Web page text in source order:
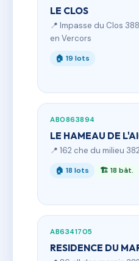
LE CLOS
📍 Impasse du Clos
en Vercors
🏠 19 lots
AB0863894
LE HAMEAU DE
📍 162 che du milieu
🏠 18 lots 🏗 18 bât.
AB6341705
RESIDENCE DU